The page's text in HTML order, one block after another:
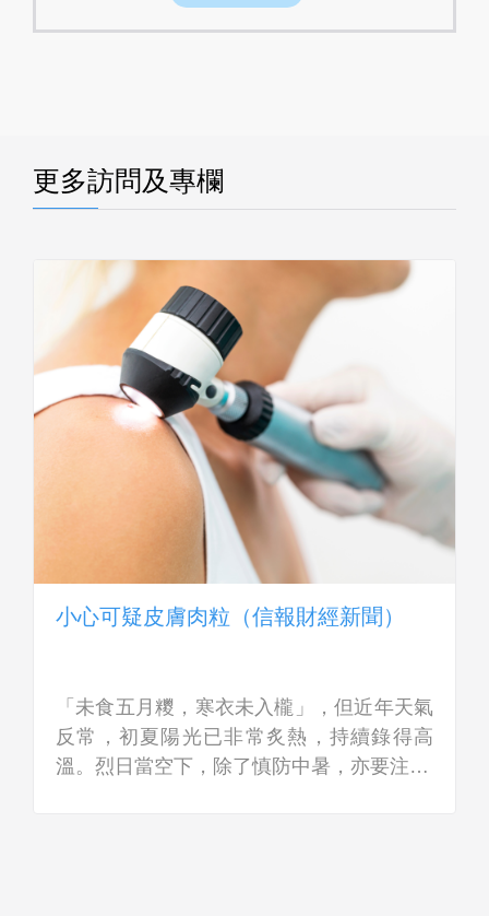
更多訪問及專欄
小心可疑皮膚肉粒（信報財經新聞）
「未食五月糭，寒衣未入櫳」，但近年天氣
反常，初夏陽光已非常炙熱，持續錄得高
溫。烈日當空下，除了慎防中暑，亦要注…